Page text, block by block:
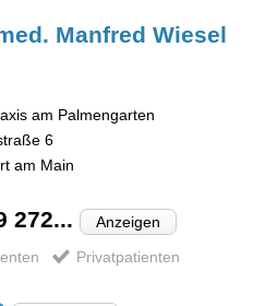
ManfredWiesel
am Palmengarten
6
am Main
272... Anzeigen
Privatpatienten